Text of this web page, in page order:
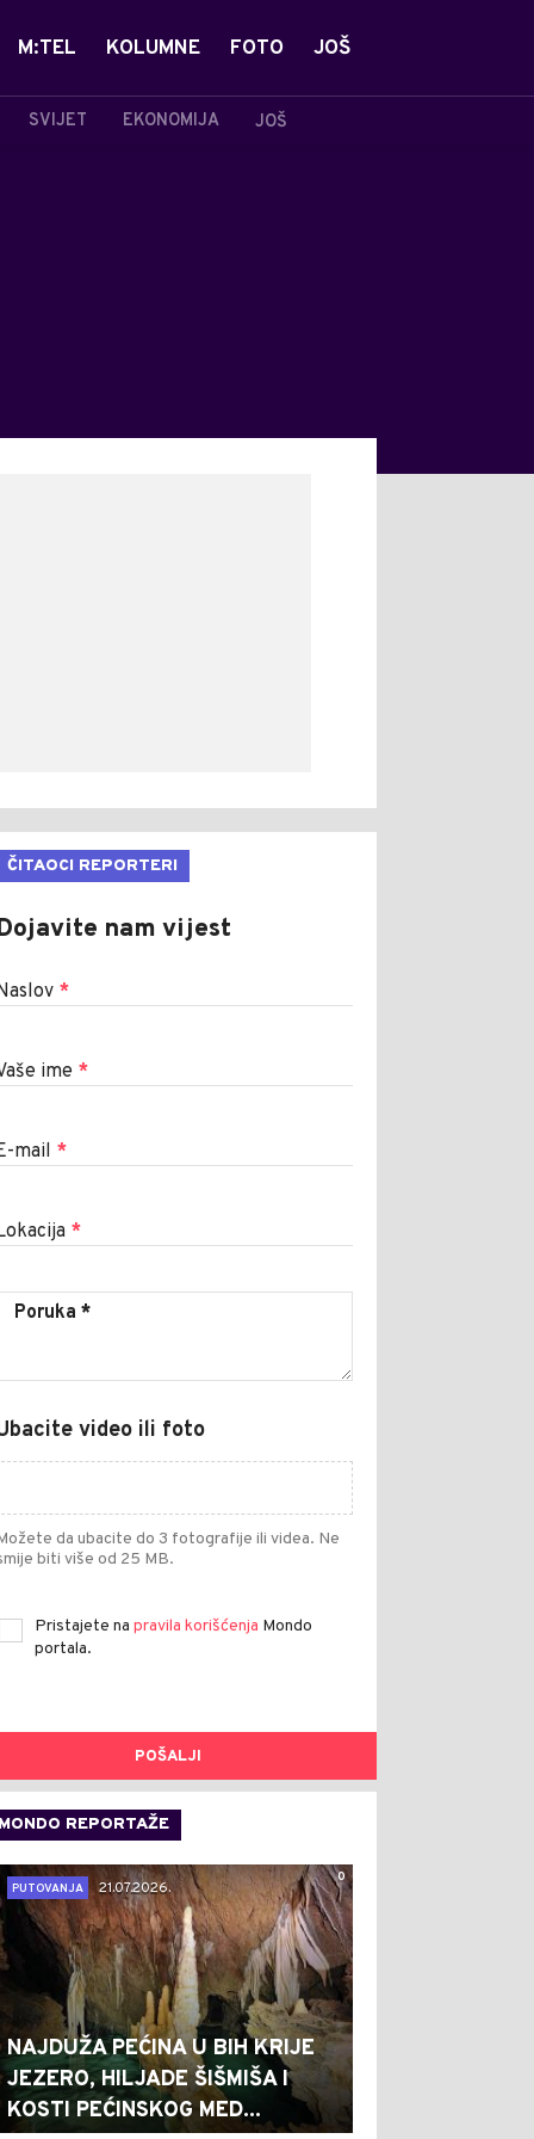
SVIJET EKONOMIJA JOŠ
M:TEL KOLUMNE FOTO JOŠ
ČITAOCI REPORTERI
nam vijest
*
ime *
mail *
*
video ili foto
da ubacite do 3 fotografije ili videa. Ne
biti više od 25 MB.
Pristajete na pravila korišćenja Mondo
portala.
POŠALJI
MONDO REPORTAŽE
0
PUTOVANJA
21.07.2026.
NAJDUŽA PEĆINA U BIH KRIJE
JEZERO, HILJADE ŠIŠMIŠA I
KOSTI PEĆINSKOG MED...